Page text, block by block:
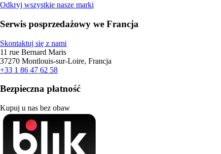
Odkryj wszystkie nasze marki
Serwis posprzedażowy we Francja
Skontaktuj się z nami
11 rue Bernard Maris
37270 Montlouis-sur-Loire, Francja
+33 1 86 47 62 58
Bezpieczna płatność
Kupuj u nas bez obaw